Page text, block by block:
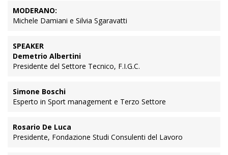
MODERANO:
Michele Damiani e Silvia Sgaravatti
SPEAKER
Demetrio Albertini
Presidente del Settore Tecnico, F.I.G.C.
Simone Boschi
Esperto in Sport management e Terzo Settore
Rosario De Luca
Presidente, Fondazione Studi Consulenti del Lavoro